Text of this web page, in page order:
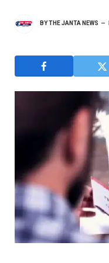
BYTHE JANTA NEWS